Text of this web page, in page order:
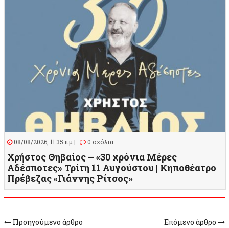
08/08/2026, 11:35 πμ | 0 σχόλια
Χρήστος Θηβαίος – «30 χρόνια Μέρες
Αδέσποτες» Τρίτη 11 Αυγούστου | Κηποθέατρο
Πρέβεζας «Γιάννης Ρίτσος»
Προηγούμενο άρθρο Επόμενο άρθρο